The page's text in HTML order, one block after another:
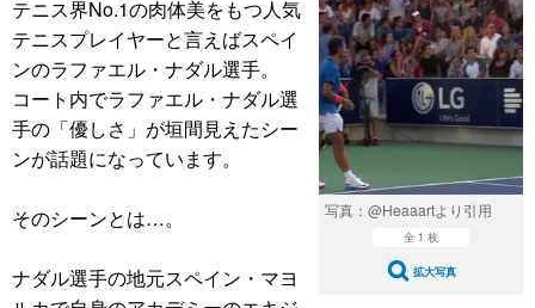
選手
写真
動画
試乗会
スポーツ
ツアー
文化
芸能
出版／映画
話題
ファッション
デザイン
動画
ライフ
社会
政治
ハウツー
写真：@Heaaartより引用
全 1 枚
拡大写真
テニス界No.1の肉体美をもつ人気
テニスプレイヤーと言えばスペイ
ンのラファエル・ナダル選手。
コート内でラファエル・ナダル選
手の「優しさ」が垣間見えたシー
ンが話題になっています。
そのシーンとは…。
ナダル選手の地元スペイン・マヨ